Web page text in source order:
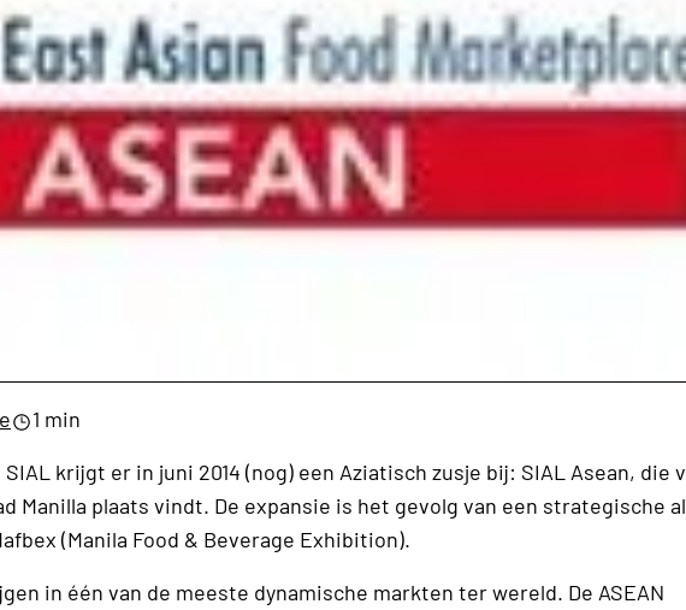
1 min
krijgt er in juni 2014 (nog) een Aziatisch zusje bij: SIAL Asean, die
Manilla plaats vindt. De expansie is het gevolg van een strategische
(Manila Food & Beverage Exhibition).
in één van de meeste dynamische markten ter wereld. De ASEAN